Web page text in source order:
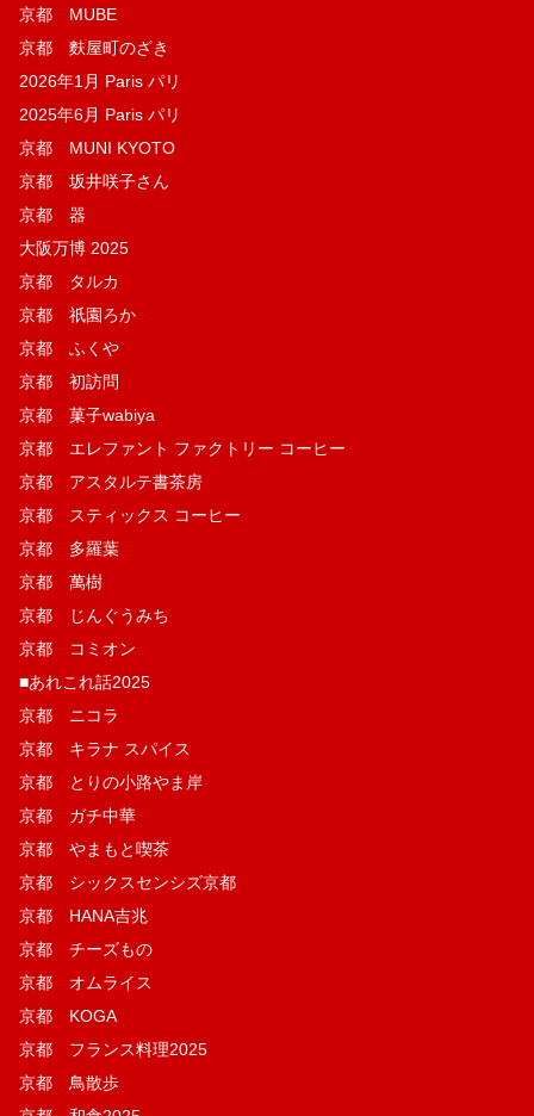
京都 MUBE
京都 麩屋町のざき
2026年1月 Paris パリ
2025年6月 Paris パリ
京都 MUNI KYOTO
京都 坂井咲子さん
京都 器
大阪万博 2025
京都 タルカ
京都 祇園ろか
京都 ふくや
京都 初訪問
京都 菓子wabiya
京都 エレファント ファクトリー コーヒー
京都 アスタルテ書茶房
京都 スティックス コーヒー
京都 多羅葉
京都 萬樹
京都 じんぐうみち
京都 コミオン
■あれこれ話2025
京都 ニコラ
京都 キラナ スパイス
京都 とりの小路やま岸
京都 ガチ中華
京都 やまもと喫茶
京都 シックスセンシズ京都
京都 HANA吉兆
京都 チーズもの
京都 オムライス
京都 KOGA
京都 フランス料理2025
京都 鳥散歩